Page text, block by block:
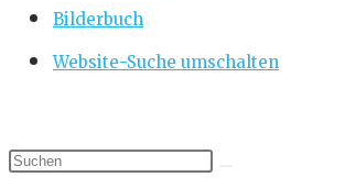
Bilderbuch
Website-Suche umschalten